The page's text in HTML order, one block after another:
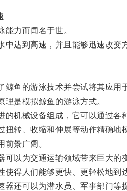
力而闻名于世。
达到高速，并且能够迅速改变方
鱼的游泳技术并尝试将其应用于
是模拟鲸鱼的游泳方式。
机械设备组成，它可以通过各
转、收缩和伸展等动作精确地
景广阔。
以为交通运输领域带来巨大的变
得人们能够更快、更轻松地到
还可以为潜水员、军事部门等